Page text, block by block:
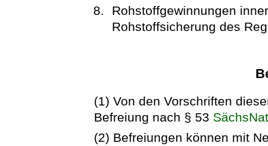
Rohstoffgewinnungen
Rohstoffsicherung des
(1) Von den Vorschriften
Befreiung nach § 53
(2) Befreiungen können mit